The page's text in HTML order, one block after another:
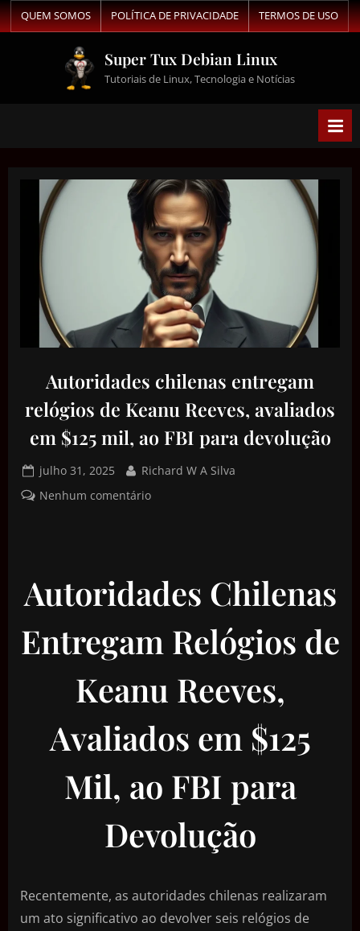
QUEM SOMOS POLÍTICA DE PRIVACIDADE TERMOS DE USO
Super Tux Debian Linux
Tutoriais de Linux, Tecnologia e Notícias
Autoridades chilenas entregam
relógios de Keanu Reeves, avaliados
em $125 mil, ao FBI para devolução
julho 31, 2025
Richard W A Silva
Nenhum comentário
Autoridades Chilenas
Entregam Relógios de
Keanu Reeves,
Avaliados em $125
Mil, ao FBI para
Devolução
Recentemente, as autoridades chilenas realizaram
um ato significativo ao devolver seis relógios de